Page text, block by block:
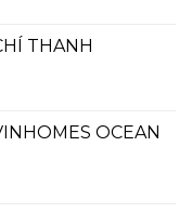
THANH
OCEAN